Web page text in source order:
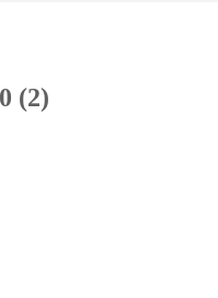
(2)